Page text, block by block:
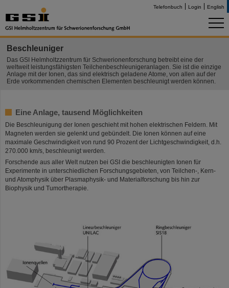
Telefonbuch Login English
Beschleuniger
Das GSI Helmholtzzentrum für Schwerionenforschung betreibt eine der
weltweit leistungsfähigsten Teilchenbeschleunigeranlagen. Sie ist die einzige
Anlage mit der Ionen, das sind elektrisch geladene Atome, von allen auf der
Erde vorkommenden chemischen Elementen beschleunigt werden können.
Eine Anlage, tausend Möglichkeiten
Die Beschleunigung der Ionen geschieht mit hohen elektrischen Feldern. Mit
Magneten werden sie gelenkt und gebündelt. Die Ionen können auf eine
maximale Geschwindigkeit von rund 90 Prozent der Lichtgeschwindigkeit, d.h.
270.000 km/s, beschleunigt werden.
Forschende aus aller Welt nutzen bei GSI die beschleunigten Ionen für
Experimente in unterschiedlichen Forschungsgebieten, von Teilchen-, Kern-
und Atomphysik über Plasmaphysik- und Materialforschung bis hin zur
Biophysik und Tumortherapie.